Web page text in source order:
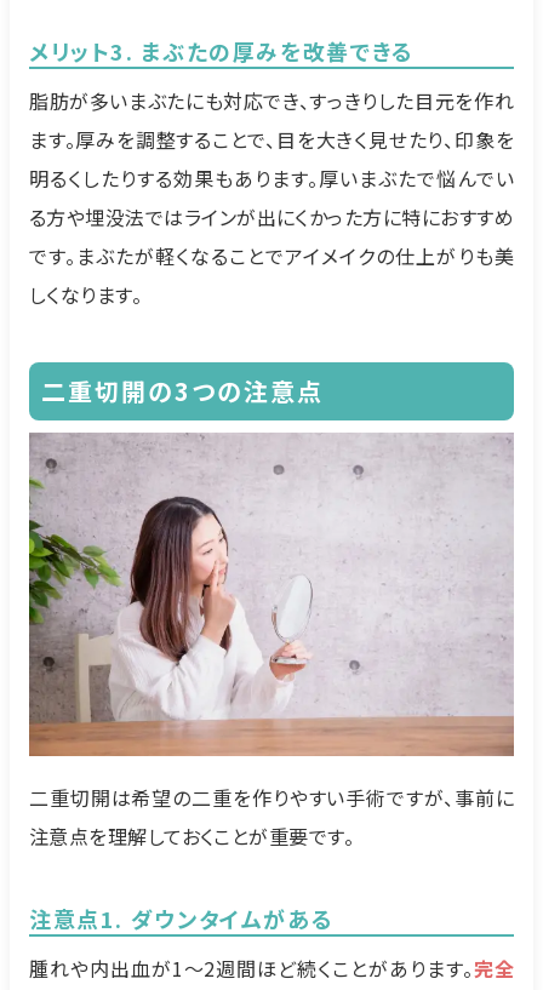
メリット3. まぶたの厚みを改善できる
脂肪が多いまぶたにも対応でき、すっきりした目元を作れ
ます。厚みを調整することで、目を大きく見せたり、印象を
明るくしたりする効果もあります。厚いまぶたで悩んでい
る方や埋没法ではラインが出にくかった方に特におすすめ
です。まぶたが軽くなることでアイメイクの仕上がりも美
しくなります。
二重切開の3つの注意点
二重切開は希望の二重を作りやすい手術ですが、事前に
注意点を理解しておくことが重要です。
注意点1. ダウンタイムがある
腫れや内出血が1〜2週間ほど続くことがあります。完全